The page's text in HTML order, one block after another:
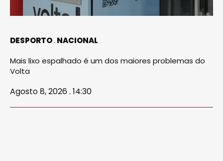
DESPORTO NACIONAL
Mais lixo espalhado é um dos maiores problemas do
Volta
Agosto 8, 2026 . 14:30